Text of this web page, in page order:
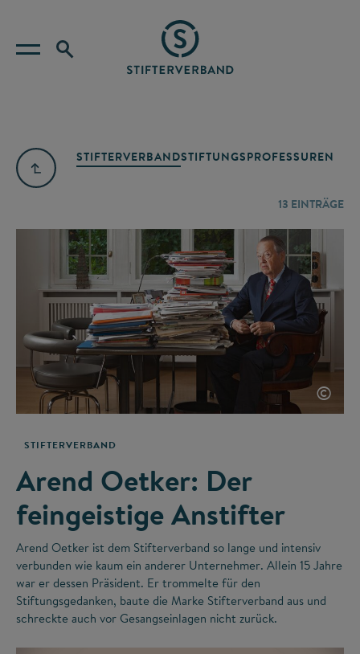
STIFTERVERBANDSTIFTUNGSPROFESSUREN
13 EINTRÄGE
©
STIFTERVERBAND
Arend Oetker: Der
feingeistige Anstifter
Arend Oetker ist dem Stifterverband so lange und intensiv
verbunden wie kaum ein anderer Unternehmer. Allein 15 Jahre
war er dessen Präsident. Er trommelte für den
Stiftungsgedanken, baute die Marke Stifterverband aus und
schreckte auch vor Gesangseinlagen nicht zurück.